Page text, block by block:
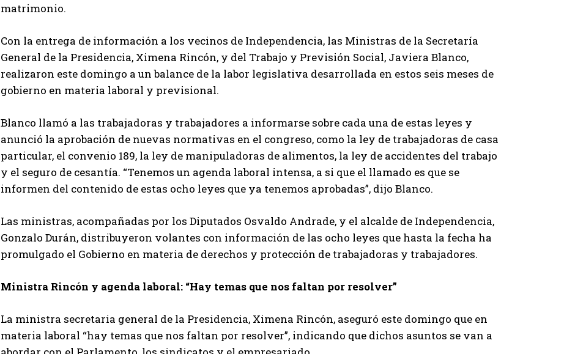
matrimonio.
Con la entrega de información a los vecinos de Independencia, las Ministras de la Secretaría
General de la Presidencia, Ximena Rincón, y del Trabajo y Previsión Social, Javiera Blanco,
realizaron este domingo a un balance de la labor legislativa desarrollada en estos seis meses de
gobierno en materia laboral y previsional.
Blanco llamó a las trabajadoras y trabajadores a informarse sobre cada una de estas leyes y
anunció la aprobación de nuevas normativas en el congreso, como la ley de trabajadoras de casa
particular, el convenio 189, la ley de manipuladoras de alimentos, la ley de accidentes del trabajo
y el seguro de cesantía. “Tenemos un agenda laboral intensa, a si que el llamado es que se
informen del contenido de estas ocho leyes que ya tenemos aprobadas”, dijo Blanco.
Las ministras, acompañadas por los Diputados Osvaldo Andrade, y el alcalde de Independencia,
Gonzalo Durán, distribuyeron volantes con información de las ocho leyes que hasta la fecha ha
promulgado el Gobierno en materia de derechos y protección de trabajadoras y trabajadores.
Ministra Rincón y agenda laboral: “Hay temas que nos faltan por resolver”
La ministra secretaria general de la Presidencia, Ximena Rincón, aseguró este domingo que en
materia laboral “hay temas que nos faltan por resolver”, indicando que dichos asuntos se van a